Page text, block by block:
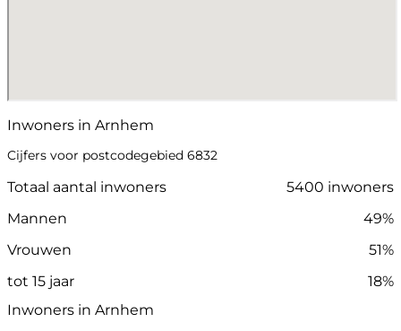
Inwoners in Arnhem
Cijfers voor postcodegebied 6832
Totaal aantal inwoners
5400 inwoners
Mannen
49%
Vrouwen
51%
tot 15 jaar
18%
Inwoners in Arnhem